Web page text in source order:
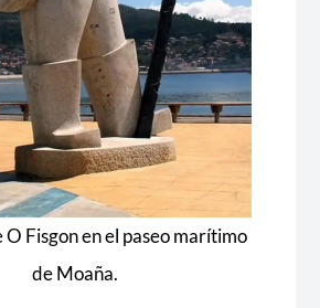
O Fisgon en el paseo marítimo
de Moaña.